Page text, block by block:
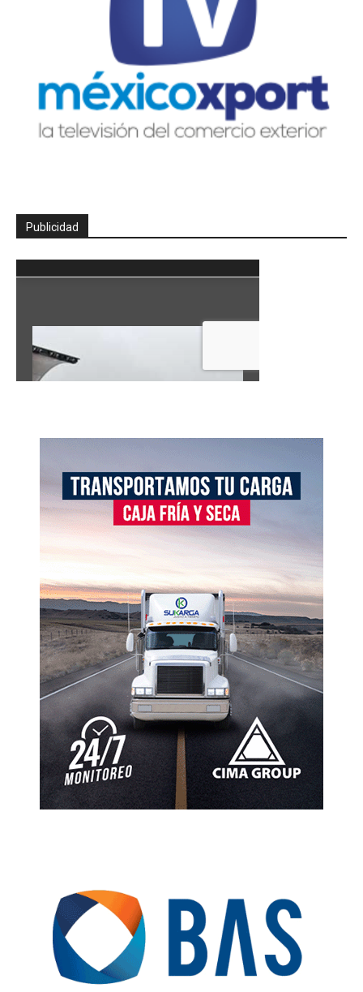
Publicidad